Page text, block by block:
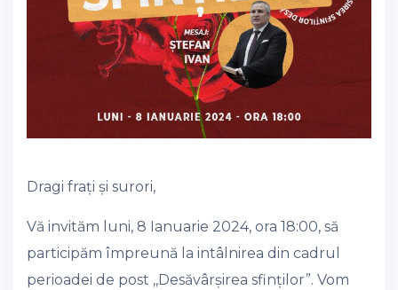
Dragi frați și surori,
Vă invităm luni, 8 Ianuarie 2024, ora 18:00, să
participăm împreună la intâlnirea din cadrul
perioadei de post ,,Desăvârșirea sfinților”. Vom